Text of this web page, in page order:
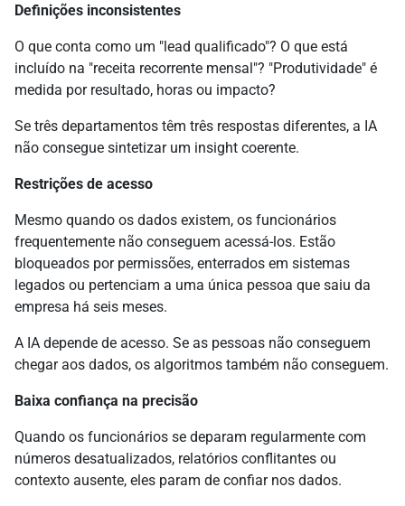
Definições inconsistentes
O que conta como um "lead qualificado"? O que está
incluído na "receita recorrente mensal"? "Produtividade" é
medida por resultado, horas ou impacto?
Se três departamentos têm três respostas diferentes, a IA
não consegue sintetizar um insight coerente.
Restrições de acesso
Mesmo quando os dados existem, os funcionários
frequentemente não conseguem acessá-los. Estão
bloqueados por permissões, enterrados em sistemas
legados ou pertenciam a uma única pessoa que saiu da
empresa há seis meses.
A IA depende de acesso. Se as pessoas não conseguem
chegar aos dados, os algoritmos também não conseguem.
Baixa confiança na precisão
Quando os funcionários se deparam regularmente com
números desatualizados, relatórios conflitantes ou
contexto ausente, eles param de confiar nos dados.